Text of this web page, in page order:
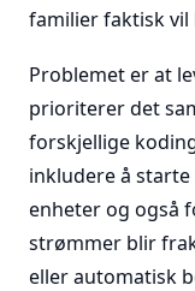
familier faktisk
Problemet er at
prioriterer det
forskjellige
inkludere å
enheter og også
strømmer blir
eller automatisk